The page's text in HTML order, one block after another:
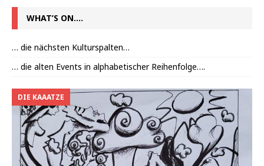
WHAT’S ON….
… die nächsten Kulturspalten…
… die alten Events in alphabetischer Reihenfolge….
DIE KAAATZE